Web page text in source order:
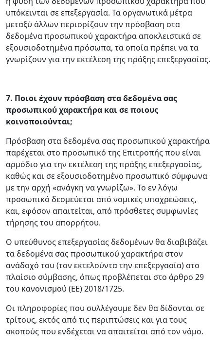
υπόκεινται σε επεξεργασία. Τα οργανωτικά μέτρα
μεταξύ άλλων περιορίζουν την πρόσβαση στα
δεδομένα προσωπικού χαρακτήρα αποκλειστικά σε
εξουσιοδοτημένα πρόσωπα, τα οποία πρέπει να τα
γνωρίζουν για την εκτέλεση της πράξης επεξεργασίας.
7. Ποιοι έχουν πρόσβαση στα δεδομένα σας
προσωπικού χαρακτήρα και σε ποιους
κοινοποιούνται;
Πρόσβαση στα δεδομένα σας προσωπικού χαρακτήρα
παρέχεται στο προσωπικό της Επιτροπής που είναι
αρμόδιο για την εκτέλεση της πράξης επεξεργασίας,
καθώς και σε εξουσιοδοτημένο προσωπικό σύμφωνα
με την αρχή «ανάγκη να γνωρίζω». Το εν λόγω
προσωπικό δεσμεύεται από νομικές υποχρεώσεις,
και, εφόσον απαιτείται, από πρόσθετες συμφωνίες
τήρησης του απορρήτου.
Ο υπεύθυνος επεξεργασίας δεδομένων θα διαβιβάζει
τα δεδομένα σας προσωπικού χαρακτήρα στον
ανάδοχό του (τον εκτελούντα την επεξεργασία) στο
πλαίσιο σύμβασης, όπως προβλέπεται στο άρθρο 29
του κανονισμού (ΕΕ) 2018/1725.
Οι πληροφορίες που συλλέγουμε δεν θα δίδονται σε
τρίτους, εκτός από τις περιπτώσεις και για τους
σκοπούς που ενδέχεται να απαιτείται από τον νόμο.